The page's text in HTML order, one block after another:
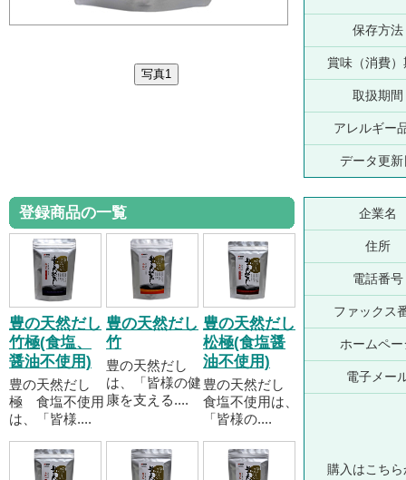
保存方法
賞味（消費）
取扱期間
アレルギー
データ更新
登録商品の一覧
豊の天然だし
竹極(食塩、
醤油不使用)
豊の天然だし
極 食塩不使用
は、「皆様....
豊の天然だし
竹
豊の天然だし
は、「皆様の健
康を支える....
豊の天然だし
松極(食塩醤
油不使用)
豊の天然だし
食塩不使用は、
「皆様の....
企業名
住所
電話番号
ファックス
ホームペー
電子メー
購入はこちら